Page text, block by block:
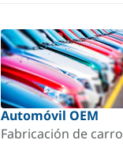
Automóvil OEM
Fabricación de